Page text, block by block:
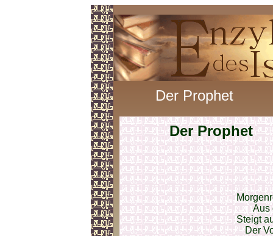
Der Prophet
Der Prophet
Aus
Steigt
Der